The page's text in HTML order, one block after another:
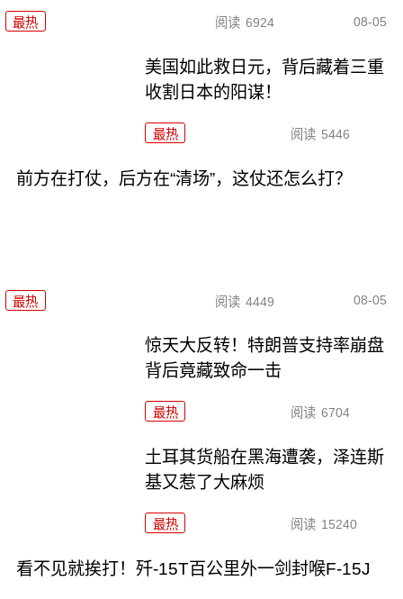
最热 阅读 6924 08-05
美国如此救日元，背后藏着三重
收割日本的阳谋！
最热 阅读 5446
前方在打仗，后方在“清场”，这仗还怎么打？
最热 阅读 4449 08-05
惊天大反转！特朗普支持率崩盘
背后竟藏致命一击
最热 阅读 6704
土耳其货船在黑海遭袭，泽连斯
基又惹了大麻烦
最热 阅读 15240
看不见就挨打！歼-15T百公里外一剑封喉F-15J